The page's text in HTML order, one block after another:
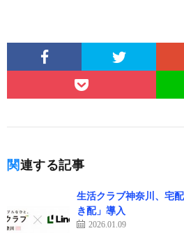
関連する記事
生活クラブ神奈川、宅
き配」導入
2026.01.09